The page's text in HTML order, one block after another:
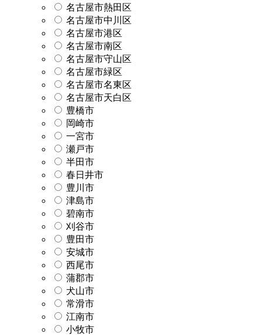
名古屋市熱田区
名古屋市中川区
名古屋市港区
名古屋市南区
名古屋市守山区
名古屋市緑区
名古屋市名東区
名古屋市天白区
豊橋市
岡崎市
一宮市
瀬戸市
半田市
春日井市
豊川市
津島市
碧南市
刈谷市
豊田市
安城市
西尾市
蒲郡市
犬山市
常滑市
江南市
小牧市